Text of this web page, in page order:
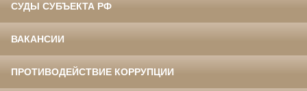
СУДЫ СУБЪЕКТА РФ
ВАКАНСИИ
ПРОТИВОДЕЙСТВИЕ КОРРУПЦИИ